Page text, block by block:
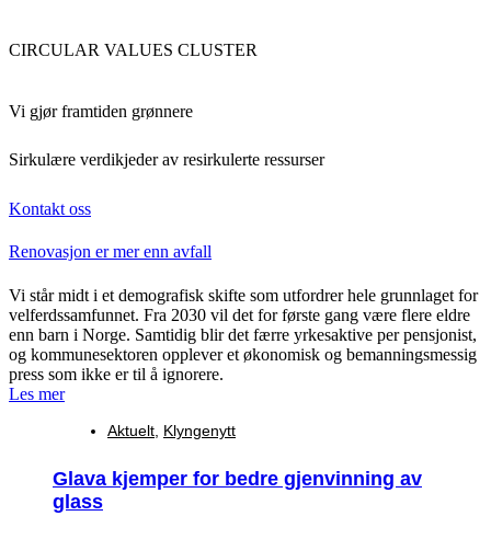
CIRCULAR VALUES CLUSTER
Vi gjør framtiden grønnere
Sirkulære verdikjeder av resirkulerte ressurser
Kontakt oss
Renovasjon er mer enn avfall
Vi står midt i et demografisk skifte som utfordrer hele grunnlaget for
velferdssamfunnet. Fra 2030 vil det for første gang være flere eldre
enn barn i Norge. Samtidig blir det færre yrkesaktive per pensjonist,
og kommunesektoren opplever et økonomisk og bemanningsmessig
press som ikke er til å ignorere.
Les mer
Aktuelt Klyngenytt
Glava kjemper for bedre gjenvinning av
glass